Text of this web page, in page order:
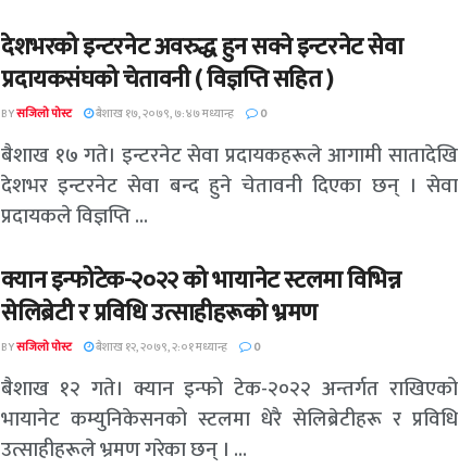
देशभरको इन्टरनेट अवरुद्ध हुन सक्ने इन्टरनेट सेवा
प्रदायकसंघको चेतावनी ( विज्ञप्ति सहित )
BYसजिलो पोस्ट बैशाख १७, २०७९, ७:४७ मध्यान्ह 0
बैशाख १७ गते। इन्टरनेट सेवा प्रदायकहरूले आगामी सातादेखि
देशभर इन्टरनेट सेवा बन्द हुने चेतावनी दिएका छन् । सेवा
प्रदायकले विज्ञप्ति ...
क्यान इन्फोटेक-२०२२ को भायानेट स्टलमा विभिन्न
सेलिब्रेटी र प्रविधि उत्साहीहरूको भ्रमण
BYसजिलो पोस्ट बैशाख १२, २०७९, २:०१ मध्यान्ह 0
बैशाख १२ गते। क्यान इन्फो टेक-२०२२ अन्तर्गत राखिएको
भायानेट कम्युनिकेसनको स्टलमा धेरै सेलिब्रेटीहरू र प्रविधि
उत्साहीहरूले भ्रमण गरेका छन् । ...